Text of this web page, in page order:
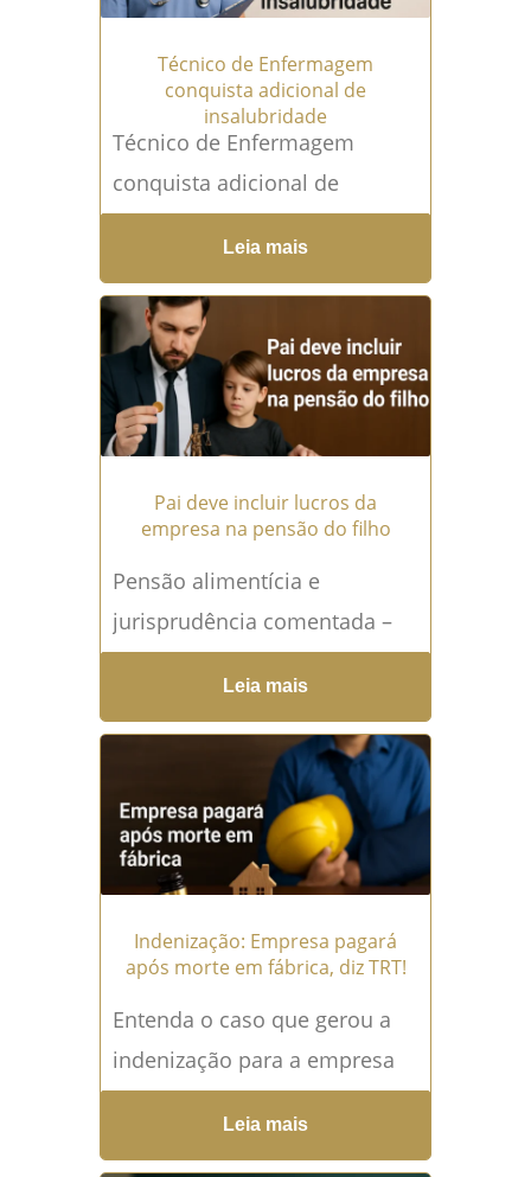
Técnico de Enfermagem
conquista adicional de
insalubridade
Técnico de Enfermagem
conquista adicional de
insalubridade Ementa
"RECURSO DE REVISTA
REGIDO PELA LEI Nº
13.467/2017 - ADICIONAL DE
INSALUBRIDADE -
EXPOSIÇÃO...Leia mais →
Leia mais
Pai deve incluir lucros da
empresa na pensão do filho
Pensão alimentícia e
jurisprudência comentada –
TJMG amplia base de cálculo
para incluir lucros da
empresa. Ementa "APELAÇÃO
CÍVEL - AÇÃO DE...Leia mais
→
Leia mais
Indenização: Empresa pagará
após morte em fábrica, diz TRT!
Entenda o caso que gerou a
indenização para a empresa
Ementa "EMBARGOS DE
DECLARAÇÃO. Embargos a
Leia mais